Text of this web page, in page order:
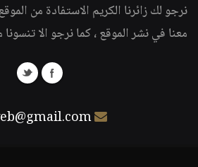
نرجو لك زائرنا الكريم الاستفادة من
معنا في نشر الموقع ، كما نرجو الا